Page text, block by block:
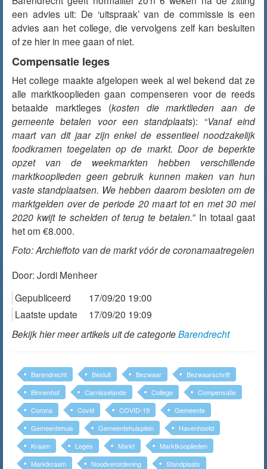
een advies uit: De ‘uitspraak’ van de commissie is een
advies aan het college, die vervolgens zelf kan besluiten
of ze hier in mee gaan of niet.
Compensatie leges
Het college maakte afgelopen week al wel bekend dat ze
alle marktkooplieden gaan compenseren voor de reeds
betaalde marktleges (kosten die marktlieden aan de
gemeente betalen voor een standplaats): “Vanaf eind
maart van dit jaar zijn enkel de essentieel noodzakelijk
foodkramen toegelaten op de markt. Door de beperkte
opzet van de weekmarkten hebben verschillende
marktkooplieden geen gebruik kunnen maken van hun
vaste standplaatsen. We hebben daarom besloten om de
marktgelden over de periode 20 maart tot en met 30 mei
2020 kwijt te schelden of terug te betalen.” In totaal gaat
het om €8.000.
Foto: Archieffoto van de markt vóór de coronamaatregelen
Door: Jordi Menheer
Gepubliceerd
17/09/20 19:00
Laatste update
17/09/20 19:09
Bekijk hier meer artikels uit de categorieBarendrecht
Barendrecht Besluit Bezwaar
Bezwaarschrift
Binnenhof
Carnisselande College
Compensatie
Corona
Covid COVID-19
Gemeente
Gemeentehuis
Gemeentehuisplein
Havenhoofd
Kraam
Leges Markt
Marktkooplieden
Marktkraam
Noodverordening
Standplaats